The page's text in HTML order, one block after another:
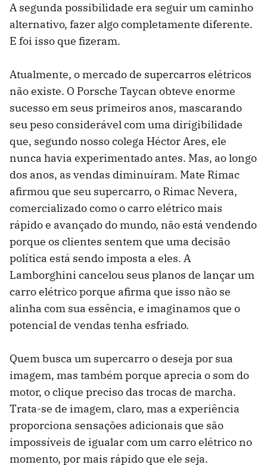
A segunda possibilidade era seguir um caminho
alternativo, fazer algo completamente diferente.
E foi isso que fizeram.
Atualmente, o mercado de supercarros elétricos
não existe. O Porsche Taycan obteve enorme
sucesso em seus primeiros anos, mascarando
seu peso considerável com uma dirigibilidade
que, segundo nosso colega Héctor Ares, ele
nunca havia experimentado antes. Mas, ao longo
dos anos, as vendas diminuíram. Mate Rimac
afirmou que seu supercarro, o Rimac Nevera,
comercializado como o carro elétrico mais
rápido e avançado do mundo, não está vendendo
porque os clientes sentem que uma decisão
política está sendo imposta a eles. A
Lamborghini cancelou seus planos de lançar um
carro elétrico porque afirma que isso não se
alinha com sua essência, e imaginamos que o
potencial de vendas tenha esfriado.
Quem busca um supercarro o deseja por sua
imagem, mas também porque aprecia o som do
motor, o clique preciso das trocas de marcha.
Trata-se de imagem, claro, mas a experiência
proporciona sensações adicionais que são
impossíveis de igualar com um carro elétrico no
momento, por mais rápido que ele seja.